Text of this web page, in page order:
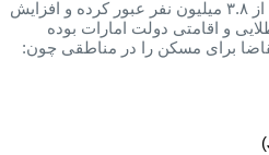
جمعیت دبی در میانه سال ۲۰۲۵ از ۳.۸ میلیون نفر عبور کرده و افزایش
و اقامتی دولت امارات بوده
برای مسکن را در مناطقی چون: